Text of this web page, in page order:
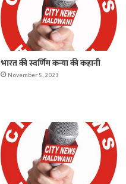
भारत की स्वर्णिम कन्या की कहानी
November 5, 2023